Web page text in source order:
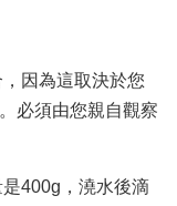
因為這取決於您
必須由您親自觀察
400g，澆水後滴